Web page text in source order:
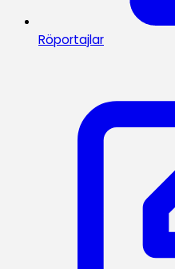
Röportajlar